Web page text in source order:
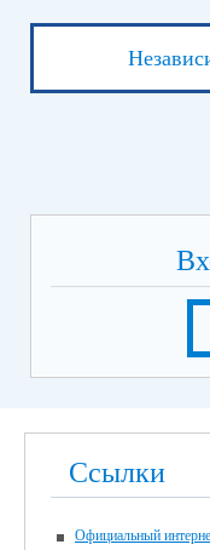
Ссылки
Официальный